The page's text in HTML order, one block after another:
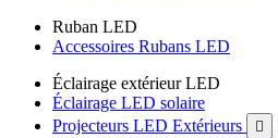
Ruban LED
Accessoires Rubans LED
Éclairage extérieur LED
Éclairage LED solaire
Projecteurs LED Extérieurs
